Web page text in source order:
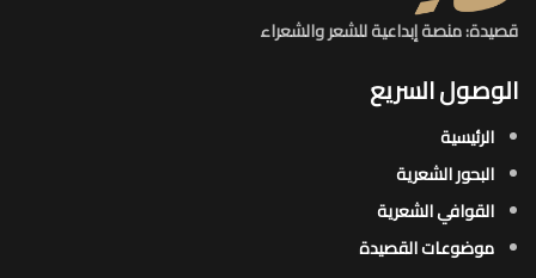
قصيدة: منصة إبداعية للشعر والشعراء
الوصول السريع
الرئيسية
البحور الشعرية​
القوافي الشعرية​
موضوعات القصيدة​